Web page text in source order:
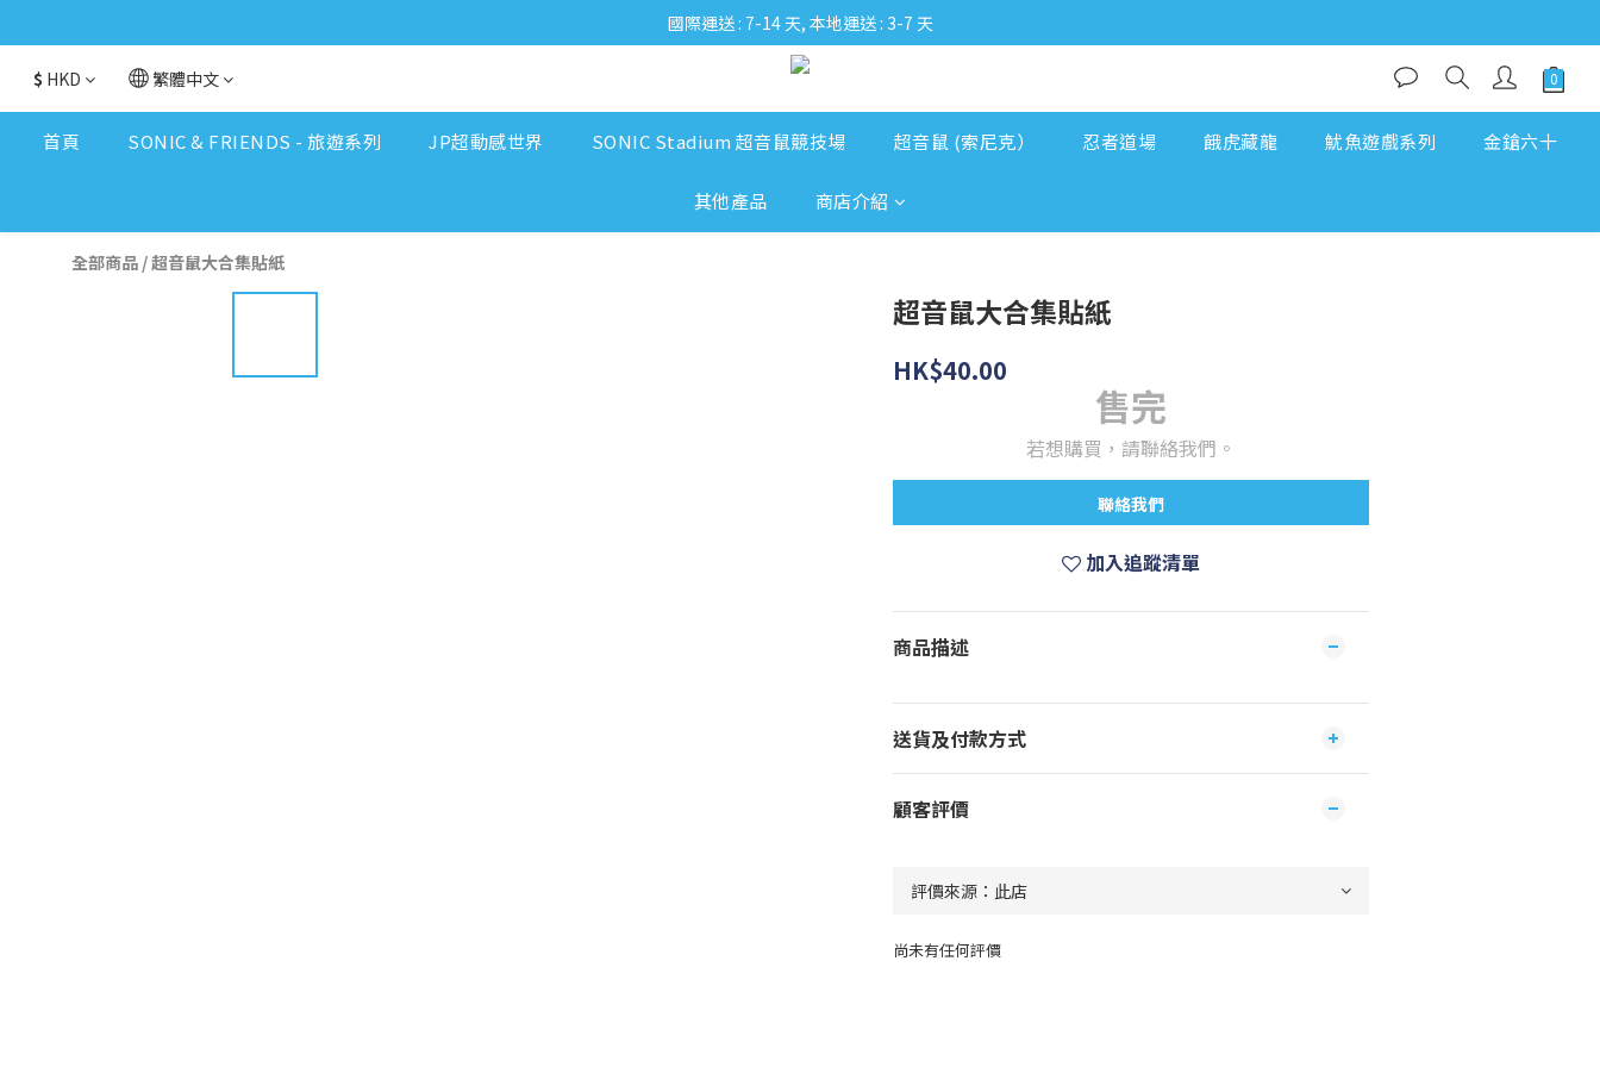
國際運送 : 7-14 天, 本地運送 : 3-7 天
$ HKD 繁體中文
首頁 SONIC & FRIENDS - 旅遊系列 JP超動感世界 SONIC Stadium 超音鼠競技場 超音鼠 (索尼克） 忍者道場 餓虎藏龍 魷魚遊戲系列 金鎗六十
其他產品 商店介紹
全部商品 /超音鼠大合集貼紙
超音鼠大合集貼紙
HK$40.00
售完
若想購買，請聯絡我們。
聯絡我們
加入追蹤清單
商品描述
送貨及付款方式
顧客評價
尚未有任何評價